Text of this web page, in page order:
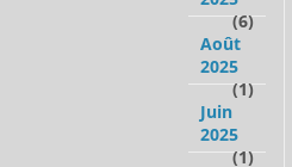
(6)
Août
2025
(1)
Juin
2025
(1)